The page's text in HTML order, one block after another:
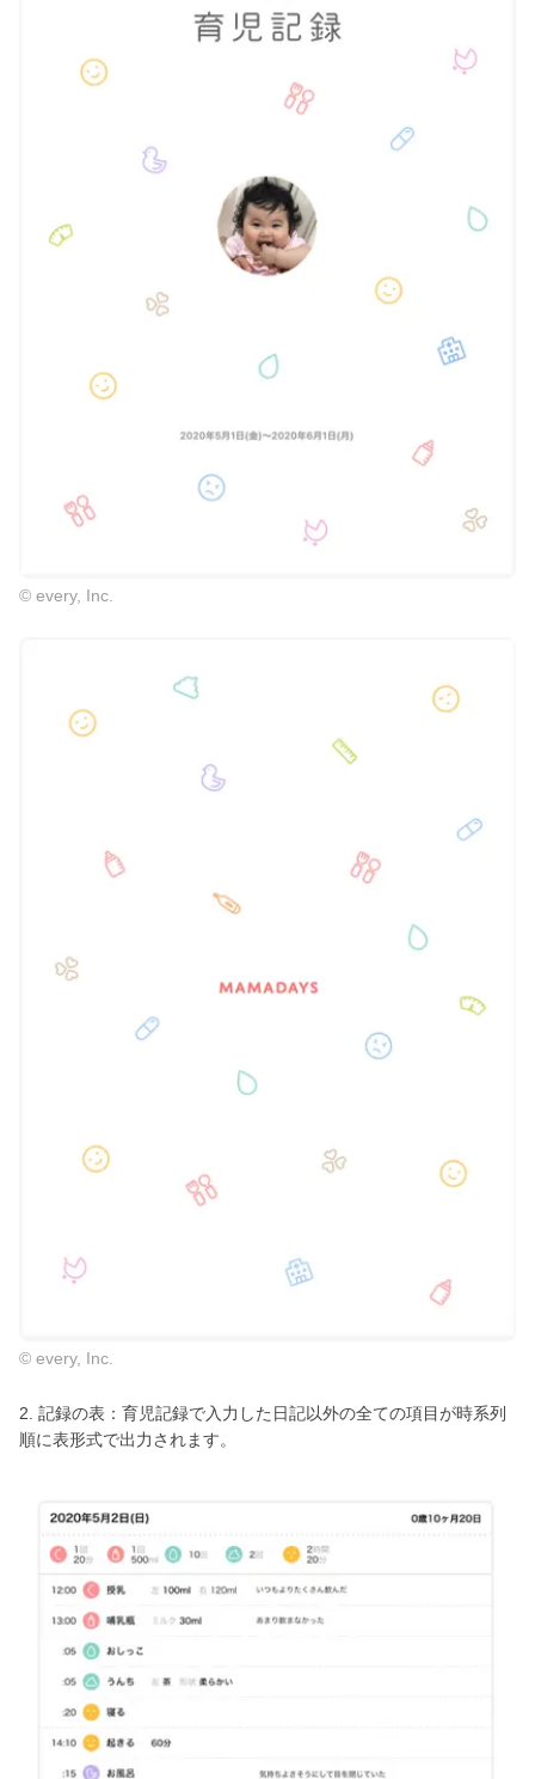
© every, Inc.
© every, Inc.
2. 記録の表：育児記録で入力した日記以外の全ての項目が時系列
順に表形式で出力されます。